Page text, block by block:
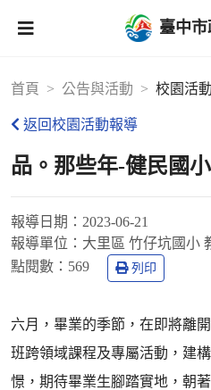
臺中
首頁 公告與活動 校園活
返回校園活動報導
品。那些年-健民國
報導日期： 2023-06-21
報導單位： 大里區 竹仔坑國小
點閱數： 569 列印
六月，畢業的季節，在即將離
班跨領域課程及專屬活動，建
憬，期待畢業生腳踏實地，朝